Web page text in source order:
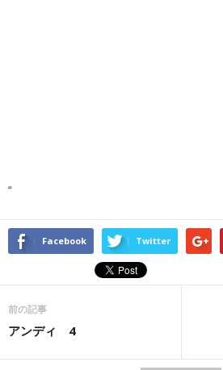
“
Facebook Twitter
前の記事
アンディ 4